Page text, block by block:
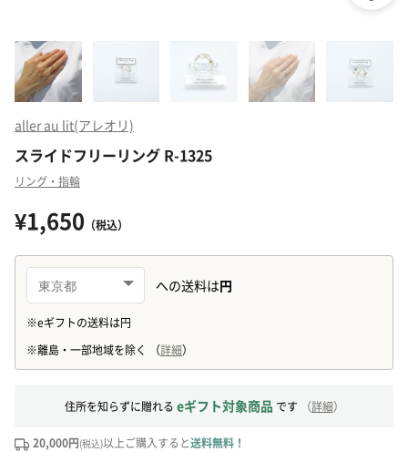
aller au lit(アレオリ)
スライドフリーリング R-1325
リング・指輪
¥1,650 （税込）
住所を知らずに贈れる eギフト対象商品 です （詳細）
20,000円(税込)以上ご購入すると送料無料！